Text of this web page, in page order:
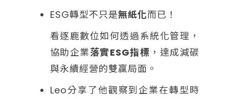
ESG轉型不只是無紙化而已！
看逐鹿數位如何透過系統化管理，
協助企業落實ESG指標 ，達成減碳
與永續經營的雙贏局面。
Leo分享了他觀察到企業在轉型時